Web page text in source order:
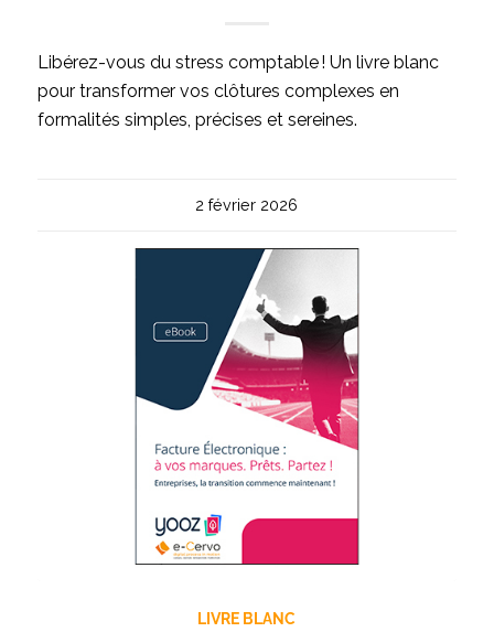
Libérez-vous du stress comptable ! Un livre blanc
pour transformer vos clôtures complexes en
formalités simples, précises et sereines.
2 février 2026
LIVRE BLANC